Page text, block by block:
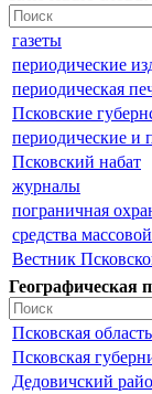
газеты
периодические
периодическая
Псковские
периодические и
Псковский набат
журналы
пограничная
средства
Вестник
Географическая
Псковская область
Псковская
Дедовичский